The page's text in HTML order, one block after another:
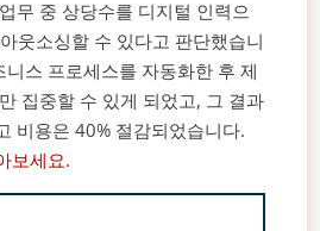
무 중 상당수를 디지털 인력으
웃소싱할 수 있다고 판단했습니
스 프로세스를 자동화한 후 제
집중할 수 있게 되었고, 그 결과
비용은 40% 절감되었습니다.
보세요.